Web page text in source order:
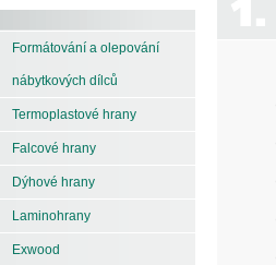
Formátování a olepování
nábytkových dílců
Termoplastové hrany
Falcové hrany
Dýhové hrany
Laminohrany
Exwood